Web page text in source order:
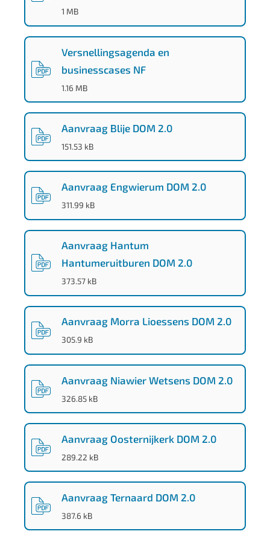
(PDF
-1 MB)
Versnellingsagenda en
businesscases NF
(PDF
-
1.16 MB)
Aanvraag Blije DOM 2.0
(PDF
-
151.53 kB)
Aanvraag Engwierum DOM 2.0
(
PDF
-
311.99 kB)
Aanvraag Hantum
Hantumeruitburen DOM 2.0
(
PDF
-
373.57 kB)
Aanvraag Morra Lioessens DOM 2.0
(
PDF
-
305.9 kB)
Aanvraag Niawier Wetsens DOM 2.0
(
PDF
-
326.85 kB)
Aanvraag Oosternijkerk DOM 2.0
(
PDF
-
289.22 kB)
Aanvraag Ternaard DOM 2.0
(
PDF
-
387.6 kB)